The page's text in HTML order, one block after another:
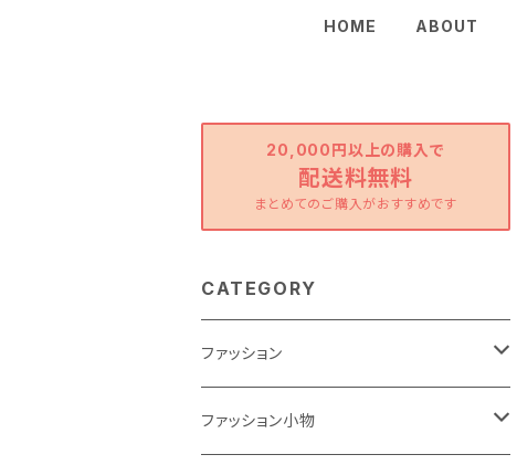
HOME ABOUT
20,000円以上の購入で
配送料無料
まとめてのご購入がおすすめです
CATEGORY
ファッション
ワンピース
ファッション小物